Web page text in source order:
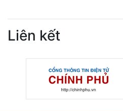
Liên kết